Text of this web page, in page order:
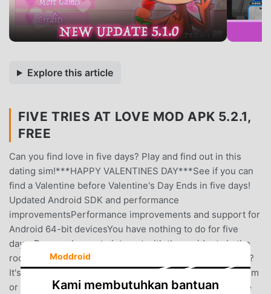
Explore this article
FIVE TRIES AT LOVE MOD APK 5.2.1,
FREE
Can you find love in five days? Play and find out in this
dating sim!***HAPPY VALENTINES DAY***See if you can
find a Valentine before Valentine's Day Ends in five days!
Updated Android SDK and performance
improvementsPerformance improvements and support for
Android 64-bit devicesYou have nothing to do for five
days. Do you choose to interact with the residents in the
rooms, or do you just want to sweep the halls for money?
It's up to you! Find your favorite animatronics! Talk to them
or give them gifts to build up their love for you. You have
Moddroid
Kami membutuhkan bantuan